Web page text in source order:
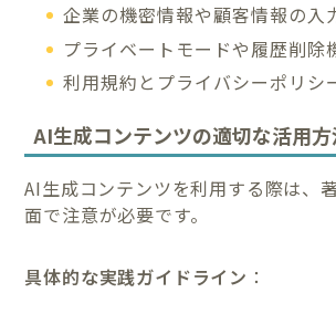
企業の機密情報や顧客情報の入
プライベートモードや履歴削除
利用規約とプライバシーポリシ
AI生成コンテンツの適切な活用方
AI生成コンテンツを利用する際は、
面で注意が必要です。
具体的な実践ガイドライン ：